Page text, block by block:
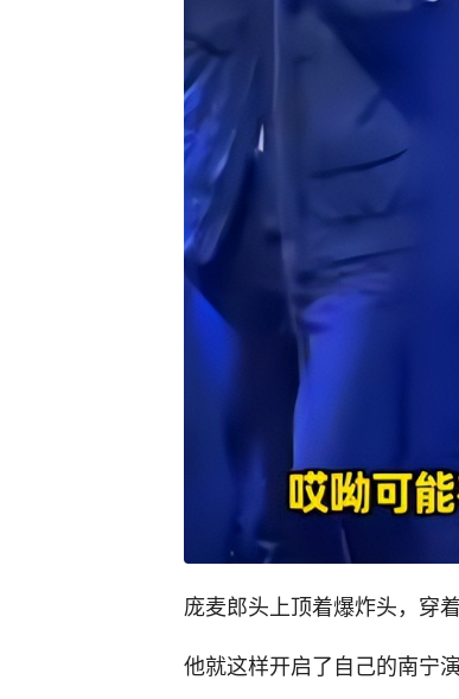
庞麦郎头上顶着爆炸头，穿
他就这样开启了自己的南宁演